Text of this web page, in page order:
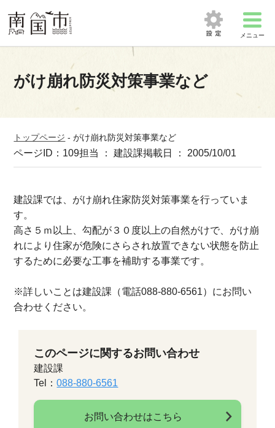
メニュー
がけ崩れ防災対策事業など
トップページ -がけ崩れ防災対策事業など
ページID：109担当 ： 建設課掲載日 ： 2005/10/01
建設課では、がけ崩れ住家防災対策事業を行っていま
す。
高さ５ｍ以上、勾配が３０度以上の自然がけで、がけ崩
れにより住家が危険にさらされ放置できない状態を防止
するために必要な工事を補助する事業です。
※詳しいことは建設課（電話088-880-6561）にお問い
合わせください。
このページに関するお問い合わせ
建設課
Tel：088-880-6561
お問い合わせはこちら